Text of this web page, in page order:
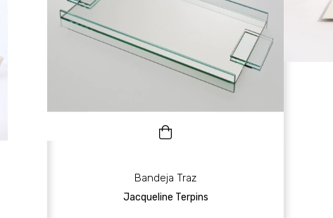
Bandeja Traz
Jacqueline Terpins